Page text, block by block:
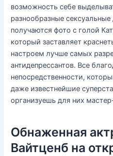
возможность себе
разнообразные
получаются фото с голой
который заставляет
настроем лучше самых
антидепрессантов. Все
непосредственности,
даже известнейшие
организуешь для них
Обнаженная
Вайтценб на